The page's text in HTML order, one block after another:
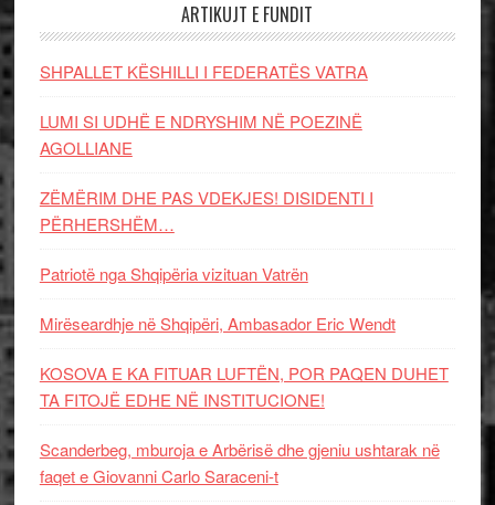
ARTIKUJT E FUNDIT
SHPALLET KËSHILLI I FEDERATËS VATRA
LUMI SI UDHË E NDRYSHIM NË POEZINË
AGOLLIANE
ZËMËRIM DHE PAS VDEKJES! DISIDENTI I
PËRHERSHËM…
Patriotë nga Shqipëria vizituan Vatrën
Mirëseardhje në Shqipëri, Ambasador Eric Wendt
KOSOVA E KA FITUAR LUFTËN, POR PAQEN DUHET
TA FITOJË EDHE NË INSTITUCIONE!
Scanderbeg, mburoja e Arbërisë dhe gjeniu ushtarak në
faqet e Giovanni Carlo Saraceni-t